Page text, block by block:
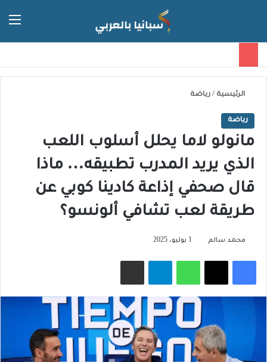
الرئيسية / رياضة
رياضة
مانولو لاما يحلل أسلوب اللعب
الذي يريد المدرب تطبيقه… ماذا
قال صحفي إذاعة كادينا كوبي عن
طريقة لعب تشافي ألونسو؟
محمد سالم 1 يوليو، 2025
فيسبوك‫X واتساب تيلقرام مشاركة عبر البريد